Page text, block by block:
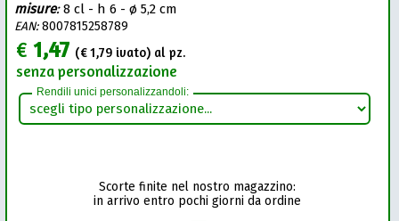
misure:8 cl - h 6 - ø 5,2 cm
EAN:8007815258789
€1,47 (€1,79 ivato) al pz.
senza personalizzazione
Rendili unici personalizzandoli:
Scorte finite nel nostro magazzino:
in arrivo entro pochi giorni da ordine